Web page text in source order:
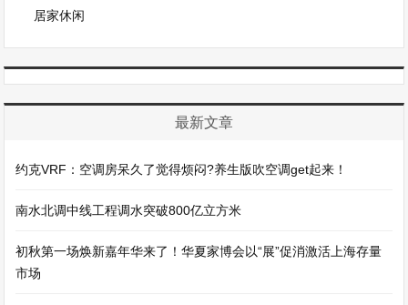
居家休闲
最新文章
约克VRF：空调房呆久了觉得烦闷?养生版吹空调get起来！
南水北调中线工程调水突破800亿立方米
初秋第一场焕新嘉年华来了！华夏家博会以“展”促消激活上海存量
市场